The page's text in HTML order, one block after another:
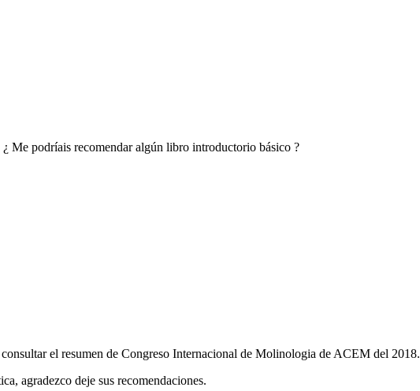
Me podríais recomendar algún libro introductorio básico ?
el resumen de Congreso Internacional de Molinologia de ACEM del 2018.
agradezco deje sus recomendaciones.